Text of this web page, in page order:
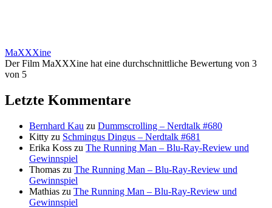
MaXXXine
Der Film MaXXXine hat eine durchschnittliche Bewertung von 3
von 5
Letzte Kommentare
Bernhard Kau zu Dummscrolling – Nerdtalk #680
Kitty zu Schmingus Dingus – Nerdtalk #681
Erika Koss zu The Running Man – Blu-Ray-Review und
Gewinnspiel
Thomas zu The Running Man – Blu-Ray-Review und
Gewinnspiel
Mathias zu The Running Man – Blu-Ray-Review und
Gewinnspiel